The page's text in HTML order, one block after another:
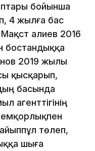
бойынша
4 жылға бас
Қалиев 2016
бостандыққа
2019 жылы
қысқарып,
басында
агенттігінің
төлеп,
шыға